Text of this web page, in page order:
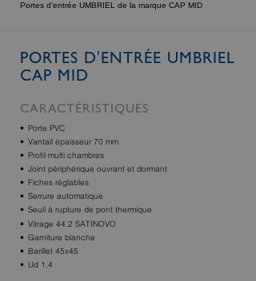
Portes d'entrée UMBRIEL de la marque CAP MID
PORTES D'ENTRÉE UMBRIEL
CAP MID
CARACTÉRISTIQUES
Porte PVC
Vantail épaisseur 70 mm
Profil multi chambres
Joint périphérique ouvrant et dormant
Fiches réglables
Serrure automatique
Seuil à rupture de pont thermique
Vitrage 44.2 SATINOVO
Garniture blanche
Barillet 45x45
Ud 1,4